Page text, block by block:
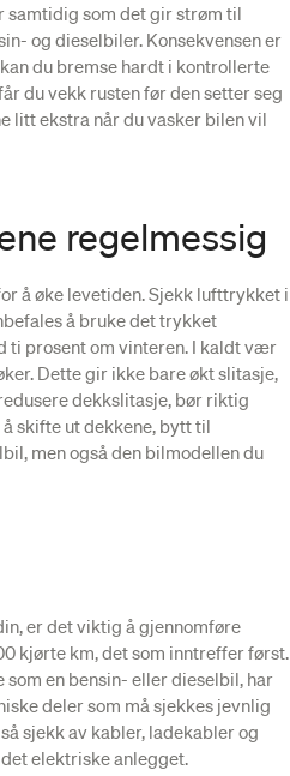
samtidig som det gir strøm til
og dieselbiler. Konsekvensen er
du bremse hardt i kontrollerte
du vekk rusten før den setter seg
litt ekstra når du vasker bilen vil
regelmessig
å øke levetiden. Sjekk lufttrykket i
å bruke det trykket
ti prosent om vinteren. I kaldt vær
Dette gir ikke bare økt slitasje,
dekkslitasje, bør riktig
skifte ut dekkene, bytt til
men også den bilmodellen du
er det viktig å gjennomføre
kjørte km, det som inntreffer først.
en bensin- eller dieselbil, har
deler som må sjekkes jevnlig
sjekk av kabler, ladekabler og
elektriske anlegget.